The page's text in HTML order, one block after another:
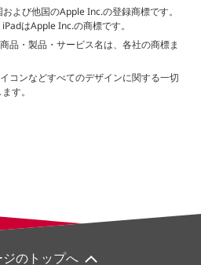
よび他国のApple Inc.の登録商標です。
はApple Inc.の商標です。
品・製品・サービス名は、各社の商標ま
コンなどすべてのデザインに関する一切
す。
ジのトップへ